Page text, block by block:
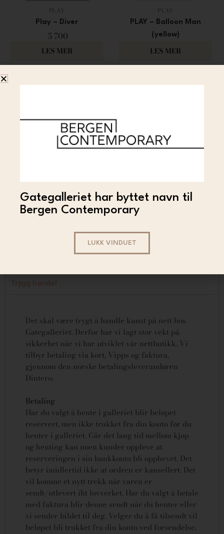
PLAY
Play – Diver
5 700
LES MER
PLAY
PLAY – Balloon Man
(yellow)
8 000
LES MER
PLAY
PLAY – Balloon Man
(pink)
Det skal være trygt å handle kunst på nett hos
Gategalleriet. Derfor har vi lagt stor vekt på
sikkerhet når vi har utviklet vår nettbutikk. Vi
tilbyr betaling via kort, Vipps og faktura,
gjennom den norske betalingsleverandøren
Dintero.
Betaling
Har du valgt å hente i galleriet blir beløpet
reservert, men ikke trukket fra din konto før du
henter i galleriet. Går det lang tid mellom kjøp
og henting kan noen kunder oppleve at
reserveringen i sin bankkonto bli opphevet. Det
betyr imidlertid ikke at ordren er kansellert. Det
vil komme et nytt trekk når varen er
sendt/utlevert iht lovverket. Har du valgt å betale
med faktura blir denne sendt når du henter eller
vi sender bildet til deg. Velger du å få tilsendt vil
beløpet bli trukket fra din konto ved forsendelse.
Gategalleriet har byttet navn til
Bergen Contemporary
LUKK VINDUET